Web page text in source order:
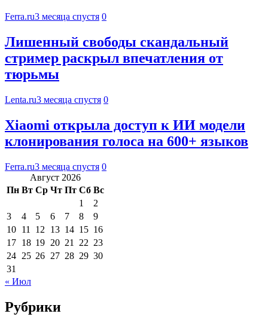
Ferra.ru3 месяца спустя 0
Лишенный свободы скандальный
стример раскрыл впечатления от
тюрьмы
Lenta.ru3 месяца спустя 0
Xiaomi открыла доступ к ИИ модели
клонирования голоса на 600+ языков
Ferra.ru3 месяца спустя 0
Август 2026
Пн Вт Ср Чт Пт Сб Вс
1
2
3
4 5 6 7 8
9
10 11 12 13 14 15 16
17 18 19 20 21 22 23
24 25 26 27 28 29 30
31
« Июл
Рубрики